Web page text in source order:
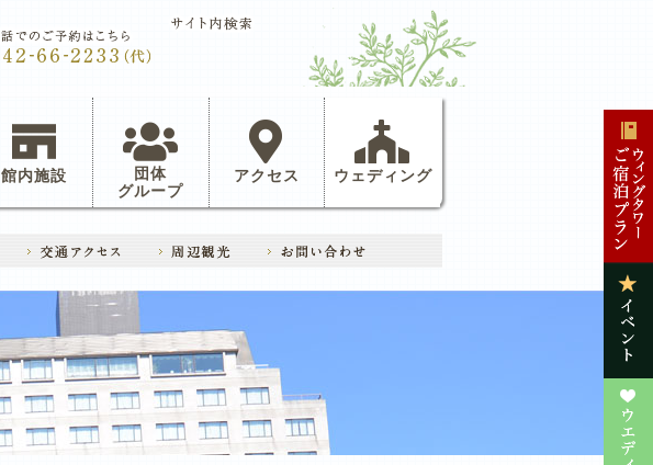
館内施設
団体
グループ
アクセス ウェディング